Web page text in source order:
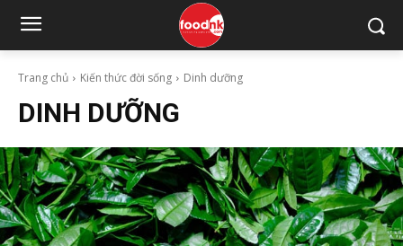
Trang chủ Kiến thức đời sống Dinh dưỡng
DINH DƯỠNG